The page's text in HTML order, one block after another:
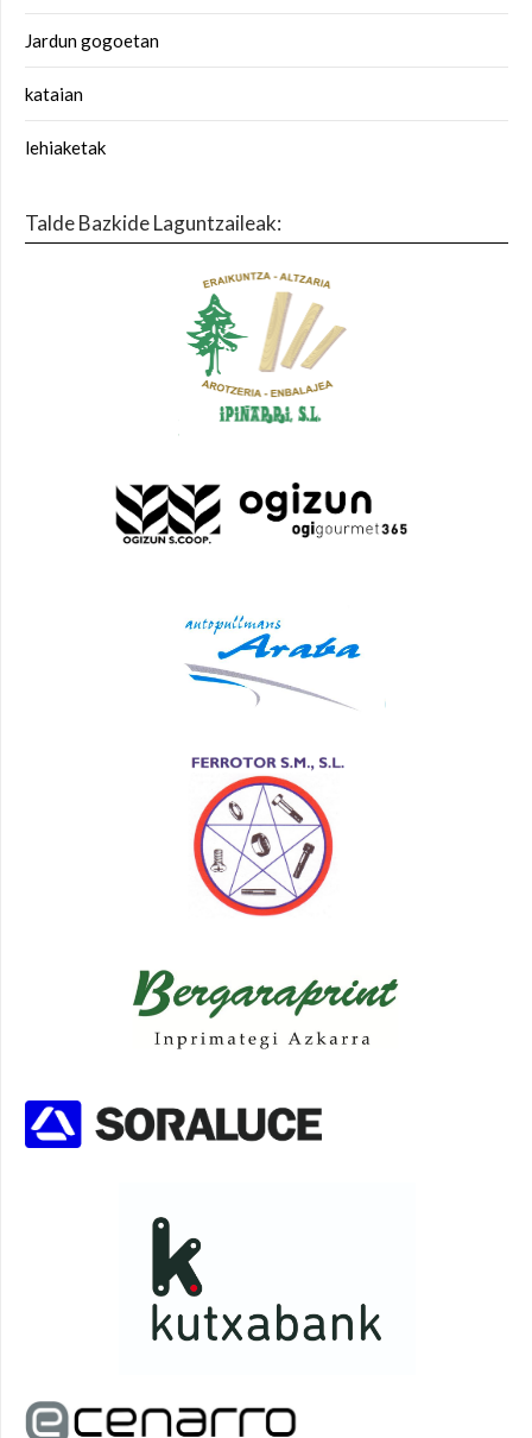
Jardun gogoetan
kataian
lehiaketak
Talde Bazkide Laguntzaileak: